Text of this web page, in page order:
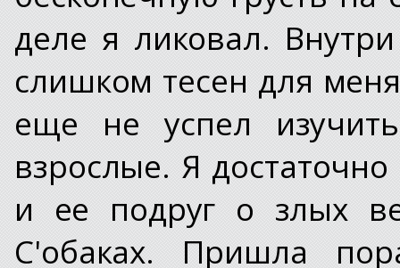
деле я ликовал.
слишком тесен для
еще не успел
взрослые. Я
и ее подруг о злых
С'обаках. Пришла